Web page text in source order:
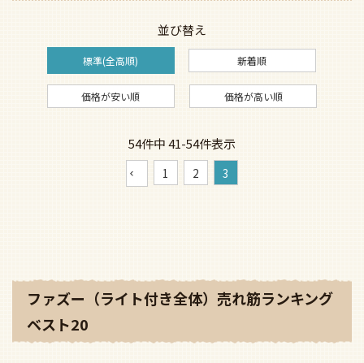
並び替え
標準(全高順) 新着順
価格が安い順 価格が高い順
54件中41-54件表示
1 2 3
ファズー（ライト付き全体）売れ筋ランキング
ベスト20